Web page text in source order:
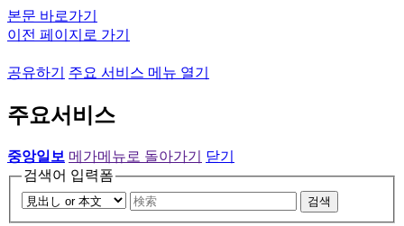
본문 바로가기
이전 페이지로 가기
공유하기 주요 서비스 메뉴 열기
주요서비스
중앙일보 메가메뉴로 돌아가기
닫기
검색어 입력폼
검색